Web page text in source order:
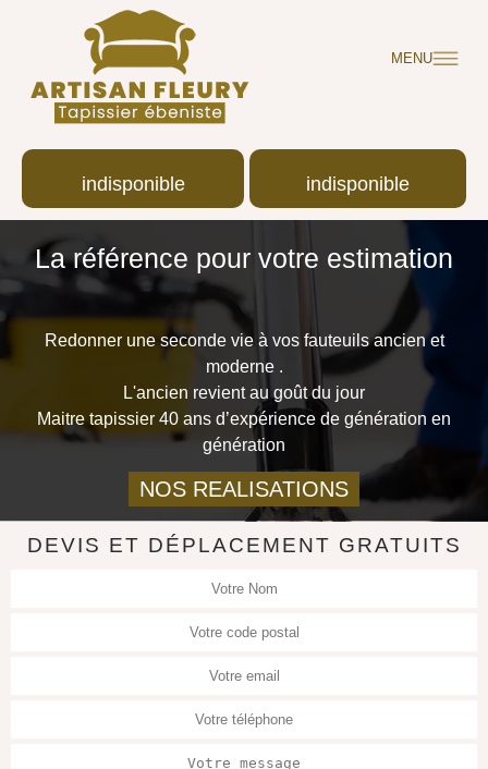
MENU
indisponible indisponible
La référence pour votre estimation
Redonner une seconde vie à vos fauteuils ancien et
moderne .
L'ancien revient au goût du jour
Maitre tapissier 40 ans d’expérience de génération en
génération
NOS REALISATIONS
DEVIS ET DÉPLACEMENT GRATUITS